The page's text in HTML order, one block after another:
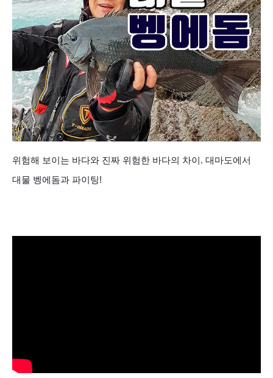
위험해 보이는 바다와 진짜 위험한 바다의 차이. 대마도에서
대물 벵에돔과 파이팅!